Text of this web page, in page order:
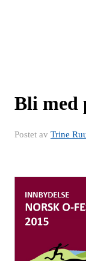
Bli med
Postet av Trine